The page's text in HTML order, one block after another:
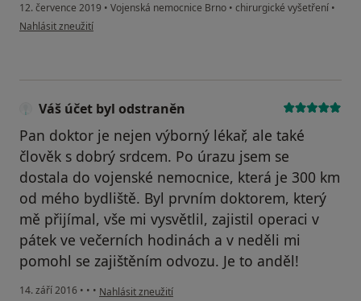
12. července 2019 • Vojenská nemocnice Brno • chirurgické vyšetření •
podle názoru uživatele Váš účet byl odstraněn
Nahlásit zneužití
Váš účet byl odstraněn
Pan doktor je nejen výborný lékař, ale také
člověk s dobrý srdcem. Po úrazu jsem se
dostala do vojenské nemocnice, která je 300 km
od mého bydliště. Byl prvním doktorem, který
mě přijímal, vše mi vysvětlil, zajistil operaci v
pátek ve večerních hodinách a v neděli mi
pomohl se zajištěním odvozu. Je to anděl!
14. září 2016 • • • podle názoru uživatele Váš účet byl odstraněn
Nahlásit zneužití